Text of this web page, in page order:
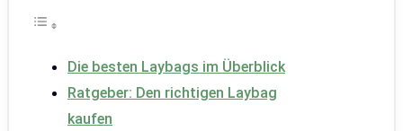
Die besten Laybags im Überblick
Ratgeber: Den richtigen Laybag
kaufen